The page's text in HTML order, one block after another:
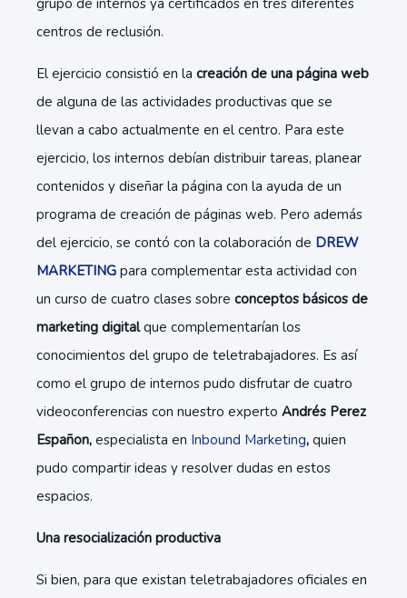
grupo de internos ya certificados en tres diferentes
centros de reclusión.
El ejercicio consistió en la creación de una página web
de alguna de las actividades productivas que se
llevan a cabo actualmente en el centro. Para este
ejercicio, los internos debían distribuir tareas, planear
contenidos y diseñar la página con la ayuda de un
programa de creación de páginas web. Pero además
del ejercicio, se contó con la colaboración de DREW
MARKETING para complementar esta actividad con
un curso de cuatro clases sobre conceptos básicos de
marketing digitalque complementarían los
conocimientos del grupo de teletrabajadores. Es así
como el grupo de internos pudo disfrutar de cuatro
videoconferencias con nuestro experto Andrés Perez
Españon, especialista en Inbound Marketing, quien
pudo compartir ideas y resolver dudas en estos
espacios.
Una resocialización productiva
Si bien, para que existan teletrabajadores oficiales en